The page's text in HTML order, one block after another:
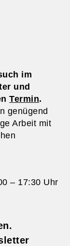
im
und
Termin.
genügend
Arbeit mit
– 17:30 Uhr